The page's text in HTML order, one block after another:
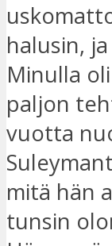
halusin,
Minulla
paljon
vuotta
mitä hän
tunsin